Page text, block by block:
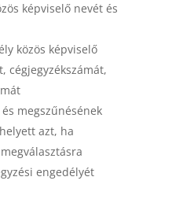
képviselő nevét és
közös képviselő
cégjegyzékszámát,
megszűnésének
azt, ha
engedélyét